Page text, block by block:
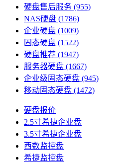
硬盘售后服务 (955)
NAS硬盘 (1786)
企业硬盘 (1009)
固态硬盘 (1522)
硬盘推荐 (1947)
服务器硬盘 (1667)
企业级固态硬盘 (945)
移动固态硬盘 (1472)
硬盘报价
2.5寸希捷企业盘
3.5寸希捷企业盘
西数监控盘
希捷监控盘